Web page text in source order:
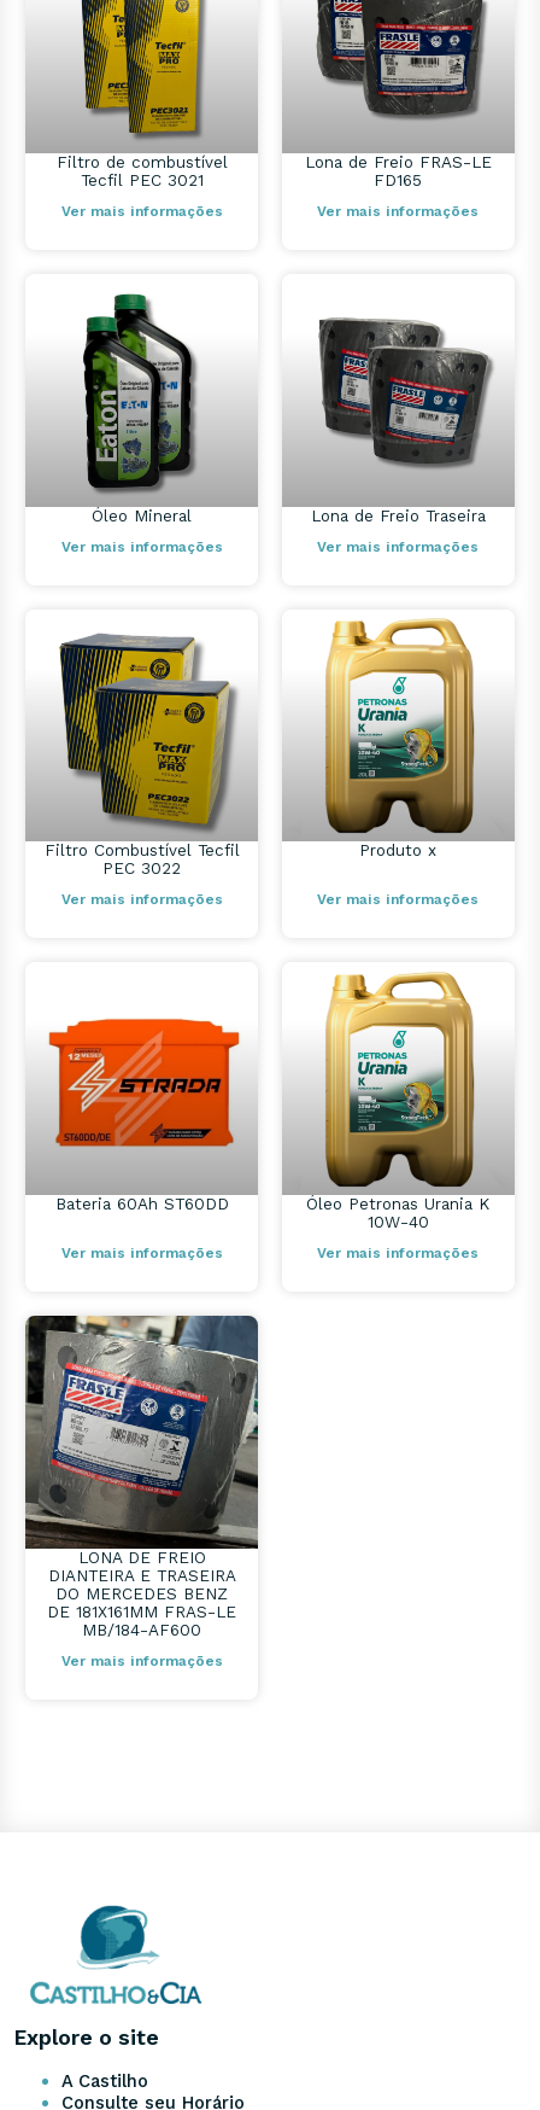
Filtro de combustível
Tecfil PEC 3021
Ver mais informações
Lona de Freio FRAS-LE
FD165
Ver mais informações
Óleo Mineral
Ver mais informações
Lona de Freio Traseira
Ver mais informações
Filtro Combustível Tecfil
PEC 3022
Ver mais informações
Produto x
Ver mais informações
Bateria 60Ah ST60DD
Ver mais informações
Óleo Petronas Urania K
10W-40
Ver mais informações
LONA DE FREIO
DIANTEIRA E TRASEIRA
DO MERCEDES BENZ
DE 181X161MM FRAS-LE
MB/184-AF600
Ver mais informações
Explore o site
A Castilho
Consulte seu Horário